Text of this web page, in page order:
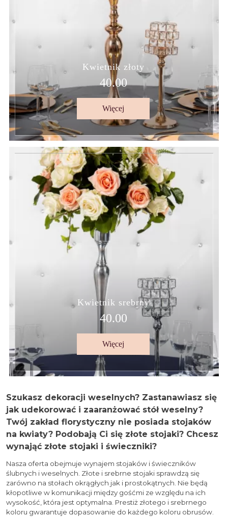
Kwietnik złoty
40.00
Więcej
Kwietnik srebrny
40.00
Więcej
Szukasz dekoracji weselnych? Zastanawiasz się
jak udekorować i zaaranżować stół weselny?
Twój zakład florystyczny nie posiada stojaków
na kwiaty? Podobają Ci się złote stojaki? Chcesz
wynająć złote stojaki i świeczniki?
Nasza oferta obejmuje wynajem stojaków i świeczników
ślubnych i weselnych. Złote i srebrne stojaki sprawdzą się
zarówno na stołach okrągłych jak i prostokątnych. Nie będą
kłopotliwe w komunikacji między gośćmi ze względu na ich
wysokość, która jest optymalna. Prestiż złotego i srebrnego
koloru gwarantuje dopasowanie do każdego koloru obrusów.